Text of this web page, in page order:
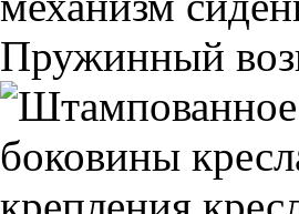
Пружинный